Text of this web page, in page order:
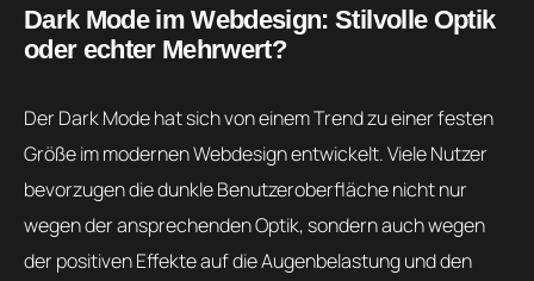
Dark Mode im Webdesign: Stilvolle Optik
oder echter Mehrwert?
Der Dark Mode hat sich von einem Trend zu einer festen
Größe im modernen Webdesign entwickelt. Viele Nutzer
bevorzugen die dunkle Benutzeroberfläche nicht nur
wegen der ansprechenden Optik, sondern auch wegen
der positiven Effekte auf die Augenbelastung und den